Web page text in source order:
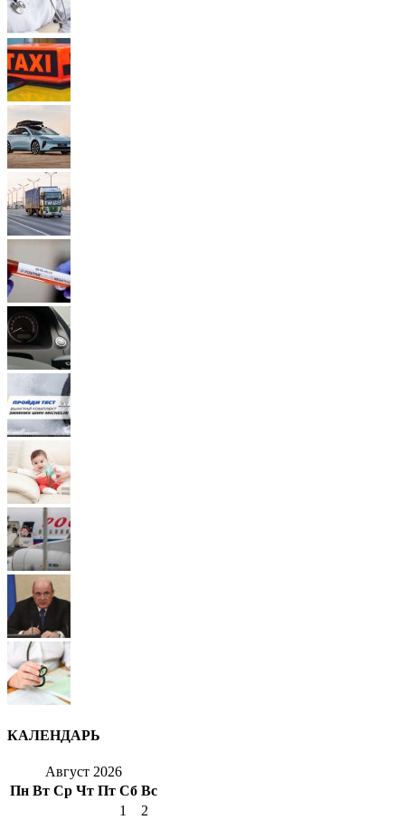
КАЛЕНДАРЬ
Август 2026
Пн Вт Ср Чт Пт Сб Вс
1
2